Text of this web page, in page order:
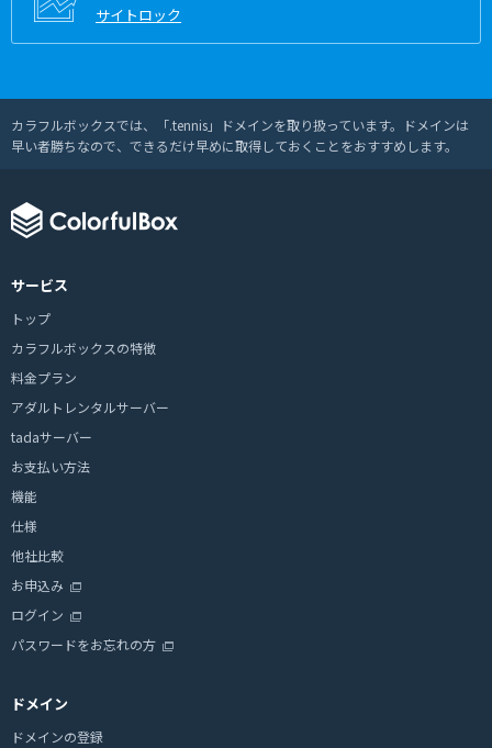
サイトロック
カラフルボックスでは、「.tennis」ドメインを取り扱っています。ドメインは
早い者勝ちなので、できるだけ早めに取得しておくことをおすすめします。
サービス
トップ
カラフルボックスの特徴
料金プラン
アダルトレンタルサーバー
tadaサーバー
お支払い方法
機能
仕様
他社比較
お申込み
ログイン
パスワードをお忘れの方
ドメイン
ドメインの登録